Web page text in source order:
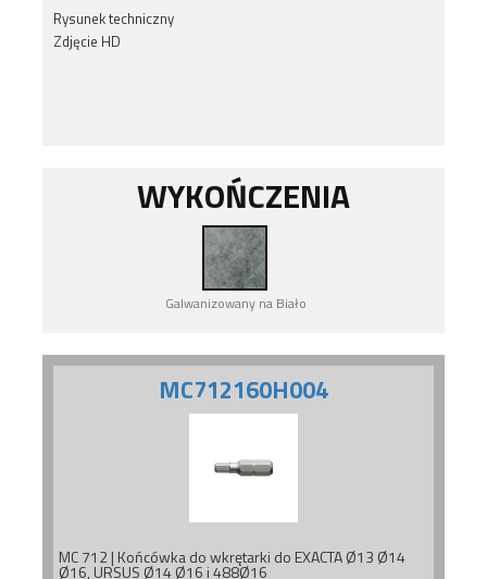
Rysunek techniczny
Zdjęcie HD
WYKOŃCZENIA
Galwanizowany na Biało
MC712160H004
MC 712 | Końcówka do wkrętarki do EXACTA Ø13 Ø14
Ø16, URSUS Ø14 Ø16 i 488Ø16